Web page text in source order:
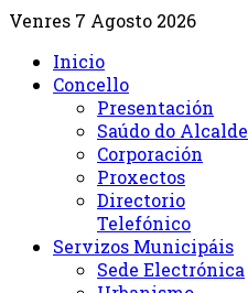
Venres 7 Agosto 2026
Inicio
Concello
Presentación
Saúdo do Alcalde
Corporación
Proxectos
Directorio
Telefónico
Servizos Municipáis
Sede Electrónica